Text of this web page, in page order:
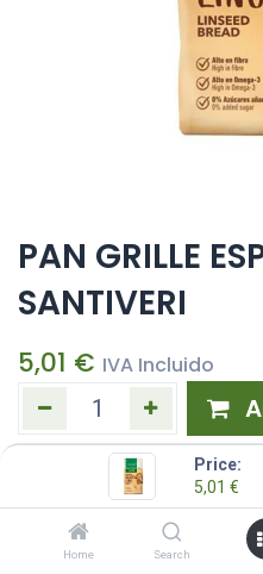
Price:
5,01 €
Home Search
PAN GRILLE
SANTIVERI
5,01 € IVA Incluido
Añadir a lista de deseos